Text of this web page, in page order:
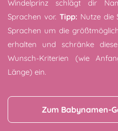
Windelprinz schlägt dir
Sprachen vor. Tipp: Nutze die
Sprachen um die
erhalten und schränke
Wunsch-Kriterien (wie
Länge) ein.
Zum Babynamen-